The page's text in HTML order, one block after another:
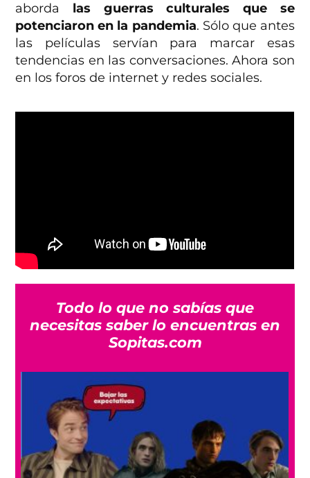
aborda las guerras culturales que se
potenciaron en la pandemia. Sólo que antes
las películas servían para marcar esas
tendencias en las conversaciones. Ahora son
en los foros de internet y redes sociales.
Todo lo que no sabías que
necesitas saber lo encuentras en
Sopitas.com